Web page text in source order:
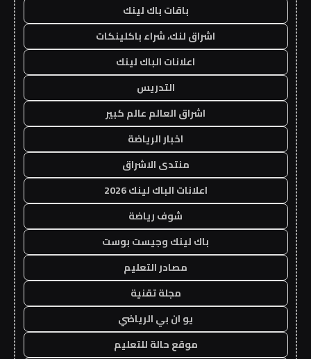
باقات باك لينك
اشراق لنك، شراء باكلينكات
اعلانات الباك لينك
التدريس
اشراق العالم عالم كبير
اخبار الرياضة
منتدى الاشراق
اعلانات الباك لينك 2026
شوف رياضة
باك لينك وجيست بوست
مصادر التعليم
مجلة تقنية
يو ان بي الرياضي
موقع حالة للتعليم